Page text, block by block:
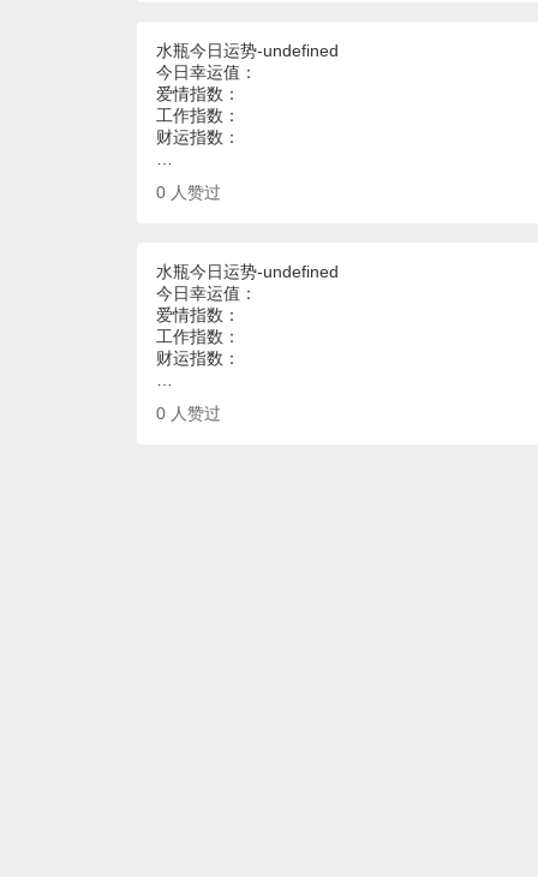
水瓶今日运势-undefined
今日幸运值：
爱情指数：
工作指数：
财运指数：
0 人赞过
水瓶今日运势-undefined
今日幸运值：
爱情指数：
工作指数：
财运指数：
0 人赞过